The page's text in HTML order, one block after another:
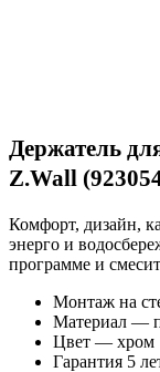
Держатель
Z.Wall
Комфорт, дизайн,
энерго и
программе и
Монтаж на
Материал —
Цвет — хром
Гарантия 5